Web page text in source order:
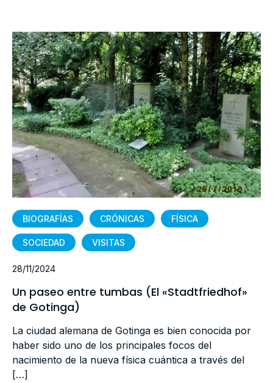
BIOGRAFÍAS CRÓNICAS FÍSICA
SOCIEDAD VISITAS
28/11/2024
Un paseo entre tumbas (El «Stadtfriedhof»
de Gotinga)
La ciudad alemana de Gotinga es bien conocida por
haber sido uno de los principales focos del
nacimiento de la nueva física cuántica a través del
[…]